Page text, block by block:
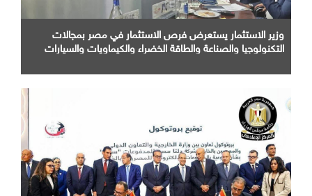
وزير الاستثمار يستعرض فرص الاستثمار في مصر بمجالات
التكنولوجيا والصناعة والطاقة الخضراء والكيماويات والسيارات